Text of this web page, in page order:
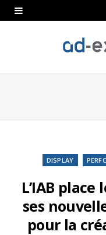
DISPLAY
L’IAB
ses
pour la